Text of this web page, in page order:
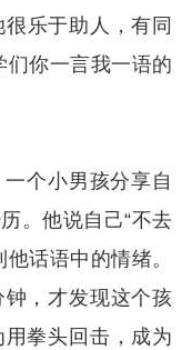
很乐于助人，有同
你一言我一语的
个小男孩分享自
。他说自己“不去
话语中的情绪。
，才发现这个孩
拳头回击，成为